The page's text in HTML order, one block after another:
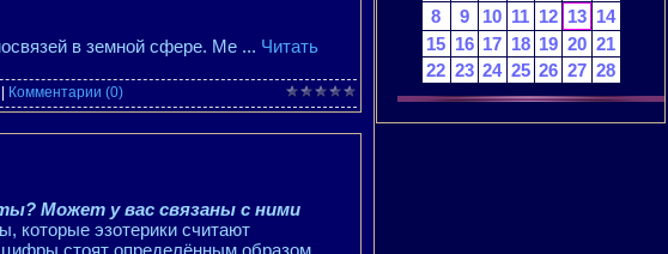
в земной сфере. Ме ... Читать
Комментарии (0)
Может у вас связаны с ними
которые эзотерики считают
стоят определённым образом,
8
9 10 11 12 13 14
15 16 17 18 19 20 21
22 23 24 25 26 27 28